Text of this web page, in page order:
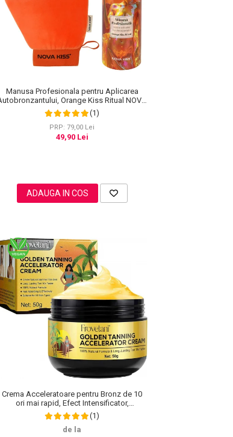
Manusa Profesionala pentru Aplicarea
Orange Kiss Ritual NOVA
KISS®
(1)
PRP: 79,00 Lei
49,90 Lei
ADAUGA IN COS
Crema Acceleratoare pentru Bronz de 10
ori mai rapid, Efect Intensificator,
Ingrediente 100% Naturale
(1)
de la